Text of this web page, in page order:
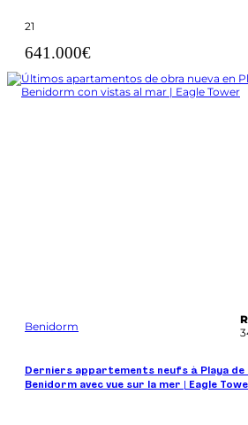
21
641.000€
Benidorm
Derniers appartements neufs à Playa de
Benidorm avec vue sur la mer | Eagle